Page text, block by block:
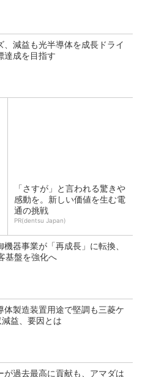
、減益も光半導体を成長ドライ
達成を目指す
「さすが」と言われる驚きや
感動を。新しい価値を生む電
通の挑戦
PR(dentsu Japan)
機器事業が「再成長」に転換、
基盤を強化へ
体製造装置用途で堅調も三菱ケ
益、要因とは
が過去最高に貢献も、アマダは